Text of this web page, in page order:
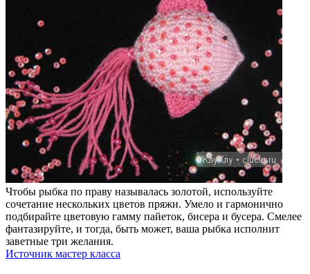
Чтобы рыбка по праву называлась золотой, используйте
сочетание нескольких цветов пряжи. Умело и гармонично
подбирайте цветовую гамму пайеток, бисера и бусера. Смелее
фантазируйте, и тогда, быть может, ваша рыбка исполнит
заветные три желания.
Источник мастер класса